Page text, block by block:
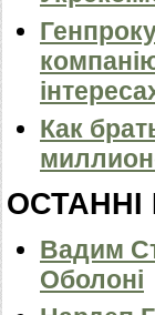
Как
ОСТАННІ
Вадим
Оболоні